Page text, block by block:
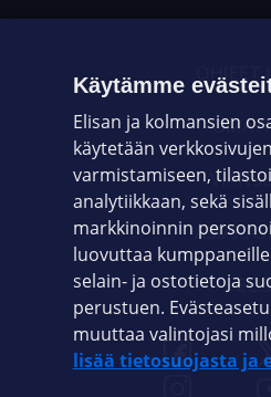
Käytämme
Elisan ja kolmansien
käytetään
varmistamiseen,
analytiikkaan, sekä
markkinoinnin
luovuttaa
selain- ja ostotietoja
perustuen.
muuttaa valintojasi
lisää tietosuojasta ja